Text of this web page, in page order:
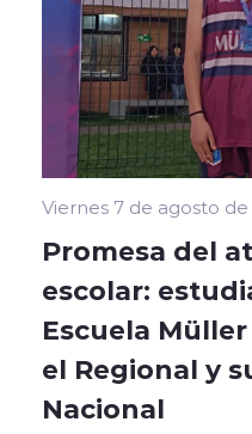
Viernes 7 de agosto
Promesa del
escolar:
Escuela
el Regional y
Nacional